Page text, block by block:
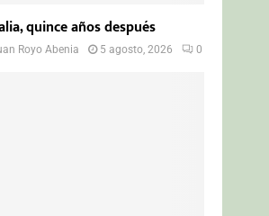
quince años después
Royo Abenia 5 agosto, 2026 0